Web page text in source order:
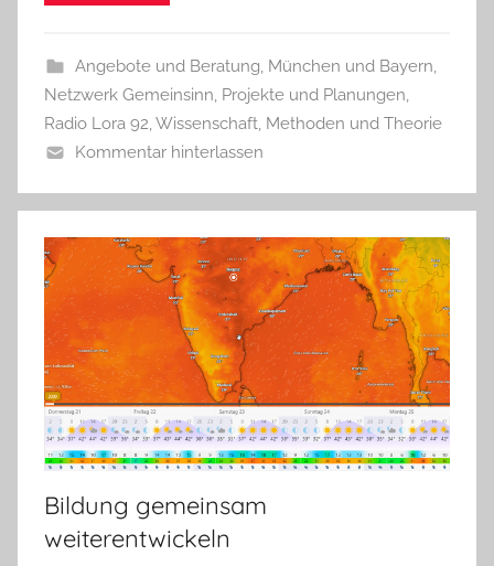
Angebote und Beratung, München und Bayern,
Netzwerk Gemeinsinn, Projekte und Planungen,
Radio Lora 92,Wissenschaft, Methoden und Theorie
Kommentar hinterlassen
Bildung gemeinsam
weiterentwickeln